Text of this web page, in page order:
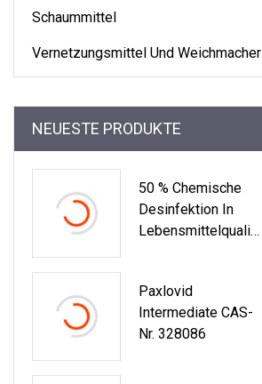
Schaummittel
Vernetzungsmittel Und Weichmacher
NEUESTE PRODUKTE
50 % Chemische
Desinfektion In
Lebensmittelqualit
Dlösung,
Chemische
Desinfektion,
Paxlovid
Intermediate CAS-
Nr. 328086